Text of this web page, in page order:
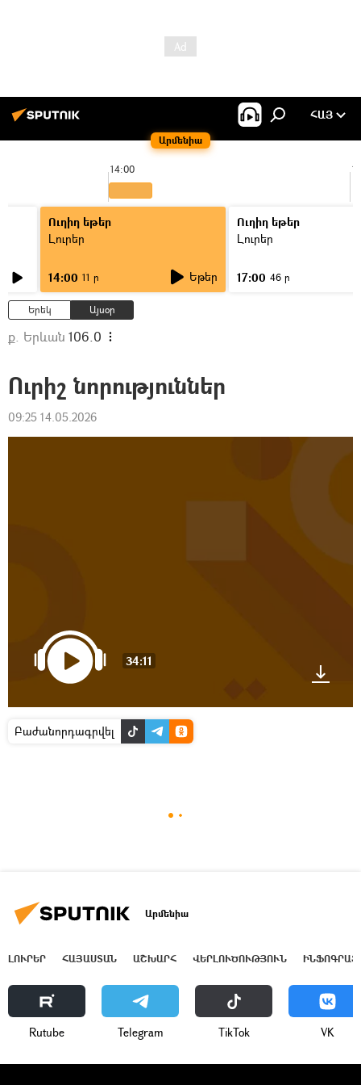
Արմենիա
ՀԱՅ
14:00
Ուղիղ եթեր
Լուրեր
14:00 11 ր Եթեր
Ուղիղ եթեր
Լուրեր
17:00 46 ր
Երեկ Այսօր
ք. Երևան 106.0
Ուրիշ նորություններ
09:25 14.05.2026
34:11
Բաժանորդագրվել
Արմենիա
ԼՈՒՐԵՐ ՀԱՅԱՍՏԱՆ ԱՇԽԱՐՀ ՎԵՐԼՈՒԾՈՒԹՅՈՒՆ
Rutube Telegram ТikТоk VK